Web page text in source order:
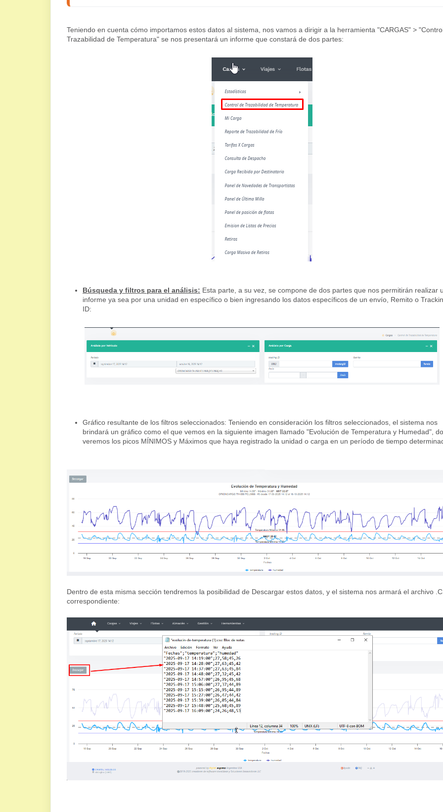
Teniendo en cuenta cómo importamos estos datos al sistema, nos vamos a dirigir a la herramienta "CARGAS" >
Trazabilidad de Temperatura" se nos presentará un informe que constará de dos partes:
Búsqueda y filtros para el análisis: Esta parte, a su vez, se compone de dos partes que nos permitirán realizar
informe ya sea por una unidad en específico o bien ingresando los datos específicos de un envío, Remito o
ID:
Gráfico resultante de los filtros seleccionados: Teniendo en consideración los filtros seleccionados, el sistema nos
brindará un gráfico como el que vemos en la siguiente imagen llamado "Evolución de Temperatura y Humedad",
veremos los picos MÍNIMOS y Máximos que haya registrado la unidad o carga en un período de tiempo
Dentro de esta misma sección tendremos la posibilidad de Descargar estos datos, y el sistema nos armará el archivo
correspondiente: